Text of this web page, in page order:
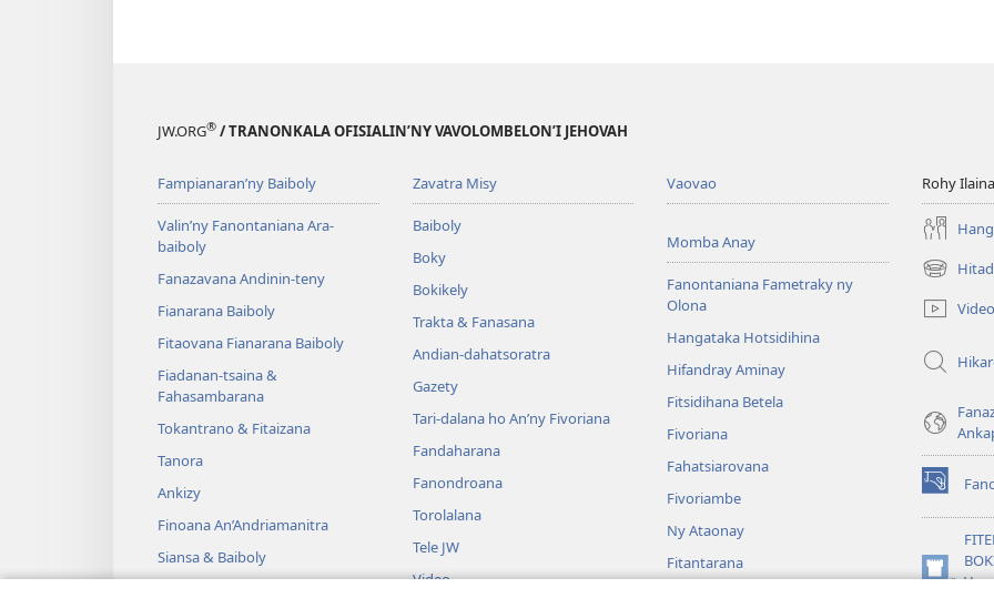
JW.ORG® / TRANONKALA OFISIALIN’NY VAVOLOMBELON’I JEHOVAH
Fampianaran’ny Baiboly
Valin’ny Fanontaniana Ara-
baiboly
Fanazavana Andinin-teny
Fianarana Baiboly
Fitaovana Fianarana Baiboly
Fiadanan-tsaina &
Fahasambarana
Tokantrano & Fitaizana
Tanora
Ankizy
Finoana An’Andriamanitra
Siansa & Baiboly
Zavatra Misy
Baiboly
Boky
Bokikely
Trakta & Fanasana
Andian-dahatsoratra
Gazety
Tari-dalana ho An’ny Fivoriana
Fandaharana
Fanondroana
Torolalana
Tele JW
Video
Vaovao
Momba Anay
Fanontaniana Fametraky ny
Olona
Hangataka Hotsidihina
Hifandray Aminay
Fitsidihana Betela
Fivoriana
Fahatsiarovana
Fivoriambe
Ny Ataonay
Fitantarana
Rohy Ilaina
rohy) Video
rohy)